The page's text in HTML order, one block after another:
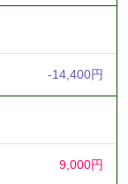
-14,400円
9,000円